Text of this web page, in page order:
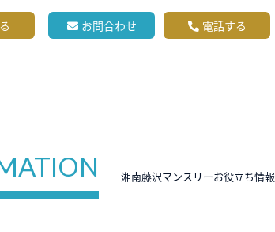
お問合わせ 電話する
湘南藤沢マンスリーお役立ち情報